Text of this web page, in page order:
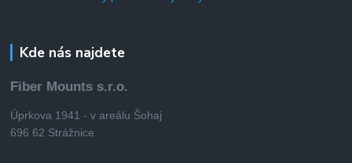
Kde nás najdete
Fiber Mounts s.r.o.
Úprkova 1941 - v areálu Šohaj
696 62 Strážnice